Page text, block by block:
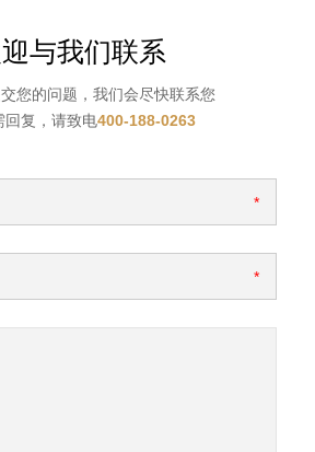
与我们联系
您的问题，我们会尽快联系您
回复，请致电400-188-0263
*
*